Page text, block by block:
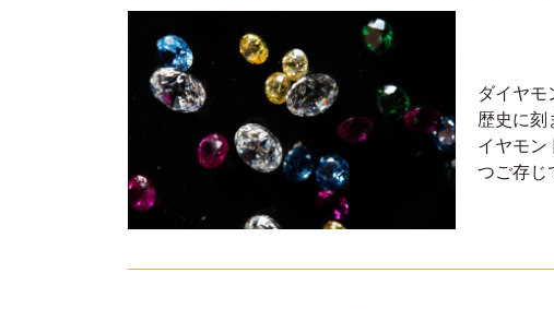
ダイヤモ
歴史に刻
イヤモン
つご存じ